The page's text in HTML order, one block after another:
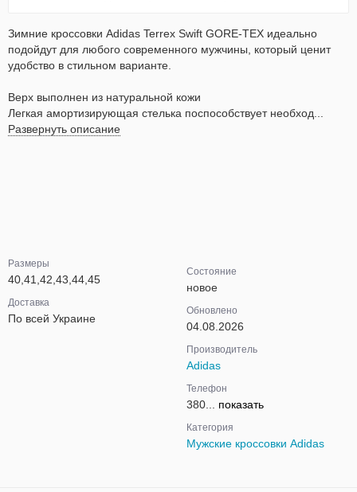
Зимние кроссовки Adidas Terrex Swift GORE-TEX идеально
подойдут для любого современного мужчины, который ценит
удобство в стильном варианте.
Верх выполнен из натуральной кожи
Легкая амортизирующая стелька поспособствует необход...
Развернуть описание
Размеры
40,41,42,43,44,45
Доставка
По всей Украине
Состояние
новое
Обновлено
04.08.2026
Производитель
Adidas
Телефон
380... показать
Категория
Мужские кроссовки Adidas